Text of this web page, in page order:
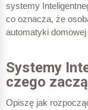
systemy
co oznacza, że
automatyki
Systemy
czego
Opiszę jak